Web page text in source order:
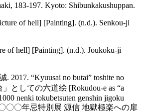
183-197. Kyoto: Shibunkakushuppan.
of hell] [Painting]. (n.d.). Senkou-ji
of hell] [Painting]. (n.d.). Joukoku-ji
. 2017. “Kyuusai no butai” toshite no
としての六道絵 [Rokudou-e as “a
nenki tokubetsuten genshin jigoku
〇〇年忌特別展 源信 地獄極楽への扉